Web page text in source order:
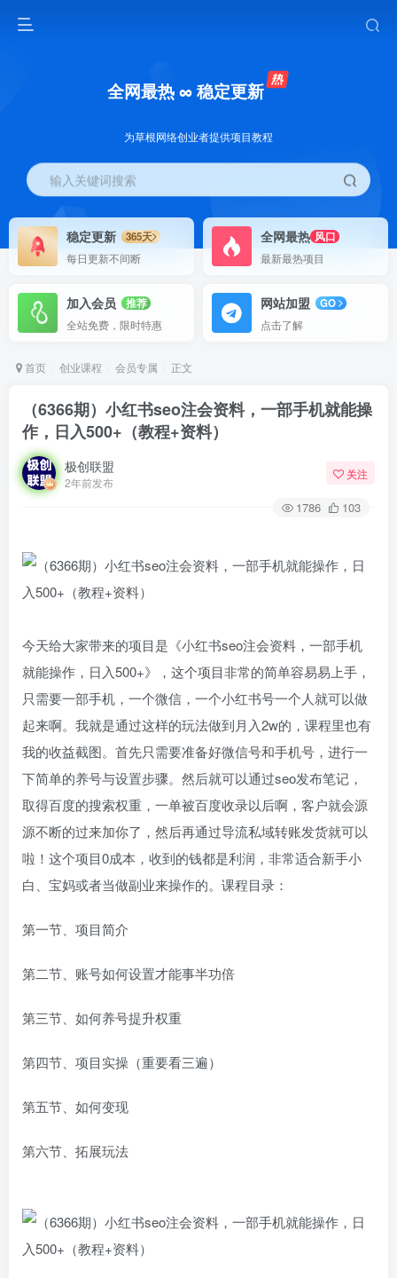
全网最热 ∞ 稳定更新
为草根网络创业者提供项目教程
输入关键词搜索
稳定更新
365天
每日更新不间断
全网最热 风口
最新最热项目
加入会员
推荐
全站免费，限时特惠
网站加盟
GO
点击了解
首页 创业课程 会员专属 正文
（6366期）小红书seo注会资料，一部手机就能操
作，日入500+（教程+资料）
极创联盟
2年前发布
关注
1786 103
今天给大家带来的项目是《小红书seo注会资料，一部手机
就能操作，日入500+》，这个项目非常的简单容易易上手，
只需要一部手机，一个微信，一个小红书号一个人就可以做
起来啊。我就是通过这样的玩法做到月入2w的，课程里也有
我的收益截图。首先只需要准备好微信号和手机号，进行一
下简单的养号与设置步骤。然后就可以通过seo发布笔记，
取得百度的搜索权重，一单被百度收录以后啊，客户就会源
源不断的过来加你了，然后再通过导流私域转账发货就可以
啦！这个项目0成本，收到的钱都是利润，非常适合新手小
白、宝妈或者当做副业来操作的。课程目录：
第一节、项目简介
第二节、账号如何设置才能事半功倍
第三节、如何养号提升权重
第四节、项目实操（重要看三遍）
第五节、如何变现
第六节、拓展玩法